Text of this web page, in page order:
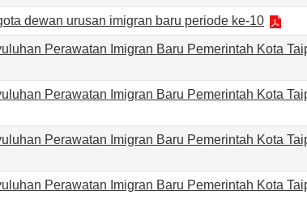
dewan urusan imigran baru periode ke-10
Perawatan Imigran Baru Pemerintah Kota
Perawatan Imigran Baru Pemerintah Kota
Perawatan Imigran Baru Pemerintah Kota
Perawatan Imigran Baru Pemerintah Kota